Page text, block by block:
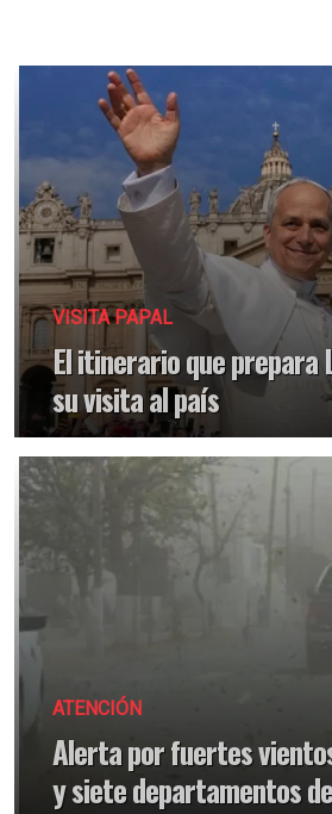
VISITA PAPAL
El itinerario que prepara
su visita al país
ATENCIÓN
Alerta por fuertes
y siete departamentos